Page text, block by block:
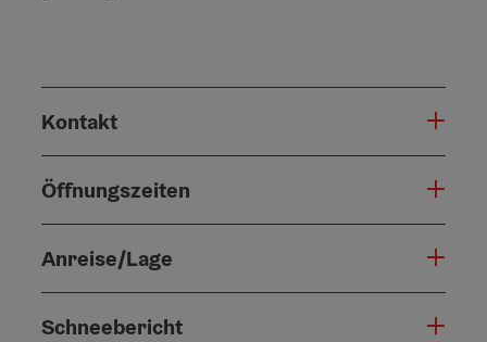
Kontakt
Öffnungszeiten
Anreise/Lage
Schneebericht